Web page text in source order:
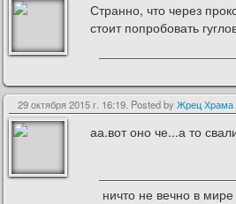
Странно, что через
стоит попробовать
29 октября 2015 г. 16:19. Posted by Жрец Храма
аа.вот оно че...а то
ничто не вечно в